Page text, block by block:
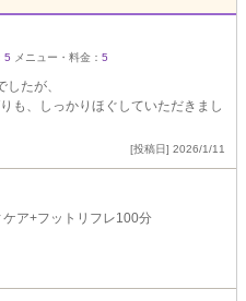
5 メニュー・料金： 5
たが、
も、しっかりほぐしていただきまし
[投稿日] 2026/1/11
ケア+フットリフレ100分